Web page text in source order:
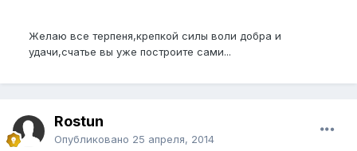
Желаю все терпеня,крепкой силы воли добра и
удачи,счатье вы уже построите сами...
Rostun
Опубликовано 25 апреля, 2014